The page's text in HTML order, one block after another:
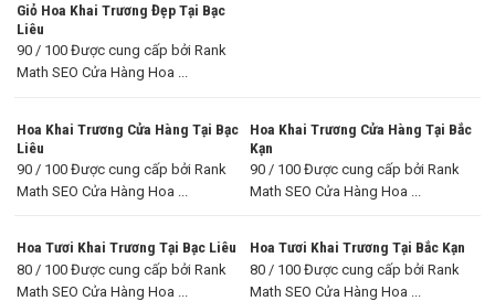
Giỏ Hoa Khai Trương Đẹp Tại Bạc
Liêu
90 / 100 Được cung cấp bởi Rank
Math SEO Cửa Hàng Hoa ...
Hoa Khai Trương Cửa Hàng Tại Bạc
Liêu
90 / 100 Được cung cấp bởi Rank
Math SEO Cửa Hàng Hoa ...
Hoa Khai Trương Cửa Hàng Tại Bắc
Kạn
90 / 100 Được cung cấp bởi Rank
Math SEO Cửa Hàng Hoa ...
Hoa Tươi Khai Trương Tại Bạc Liêu
80 / 100 Được cung cấp bởi Rank
Math SEO Cửa Hàng Hoa ...
Hoa Tươi Khai Trương Tại Bắc Kạn
80 / 100 Được cung cấp bởi Rank
Math SEO Cửa Hàng Hoa ...